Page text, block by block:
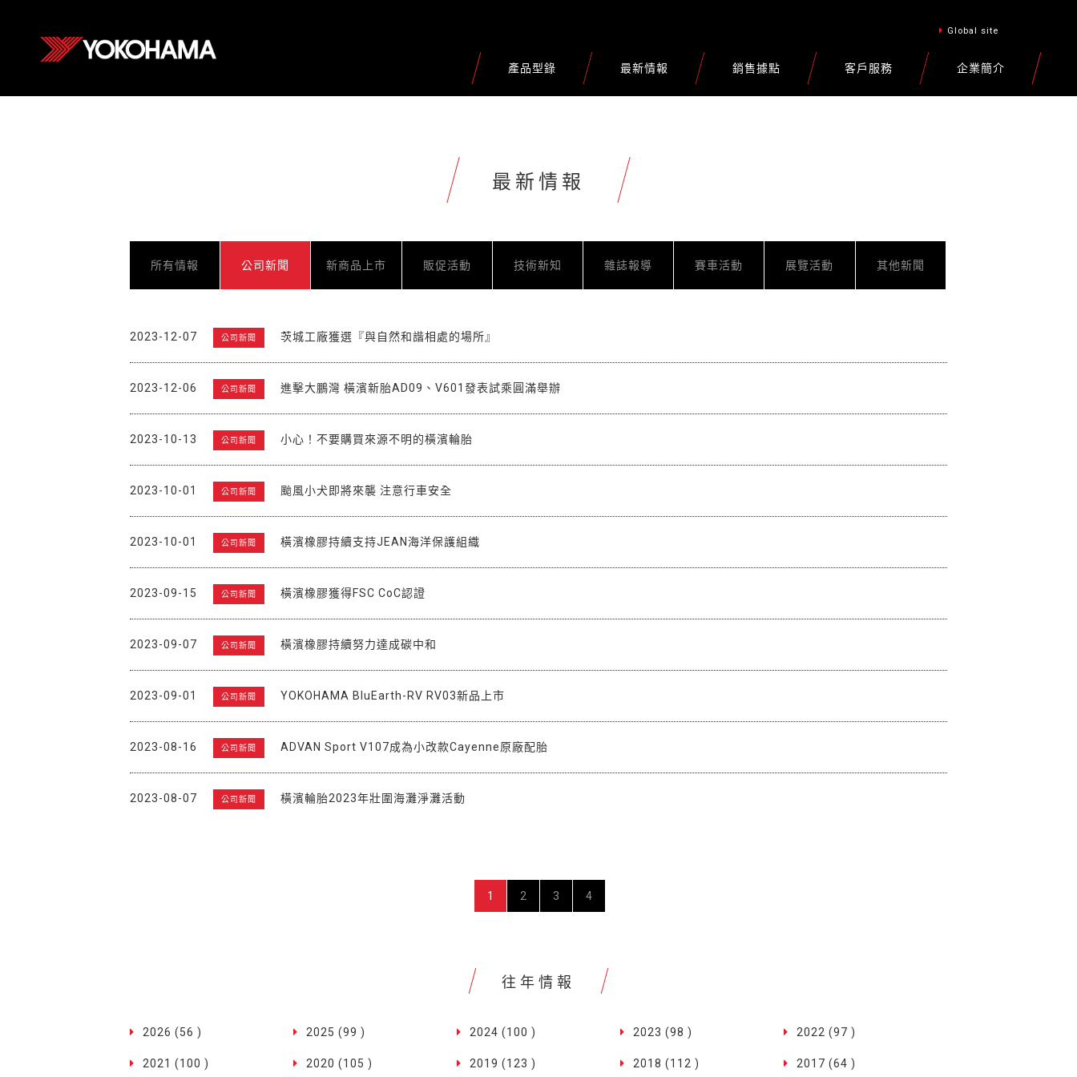
Global site
產品型錄 最新情報 銷售據點 客戶服務 企業簡介
最新情報
所有情報 公司新聞 新商品上市 販促活動 技術新知 雜誌報導 賽車活動 展覽活動 其他新聞
2023-12-07 公司新聞 茨城工廠獲選『與自然和諧相處的場所』
2023-12-06 公司新聞 進擊大鵬灣 橫濱新胎AD09、V601發表試乘圓滿舉辦
2023-10-13 公司新聞 小心！不要購買來源不明的橫濱輪胎
2023-10-01 公司新聞 颱風小犬即將來襲 注意行車安全
2023-10-01 公司新聞 橫濱橡膠持續支持JEAN海洋保護組織
2023-09-15 公司新聞 橫濱橡膠獲得FSC CoC認證
2023-09-07 公司新聞 橫濱橡膠持續努力達成碳中和
2023-09-01 公司新聞 YOKOHAMA BluEarth-RV RV03新品上市
2023-08-16 公司新聞 ADVAN Sport V107成為小改款Cayenne原廠配胎
2023-08-07 公司新聞 橫濱輪胎2023年壯圍海灘淨灘活動
1 2 3 4
往年情報
2026 (56 ) 2025 (99 ) 2024 (100 ) 2023 (98 ) 2022 (97 )
2021 (100 ) 2020 (105 ) 2019 (123 ) 2018 (112 ) 2017 (64 )